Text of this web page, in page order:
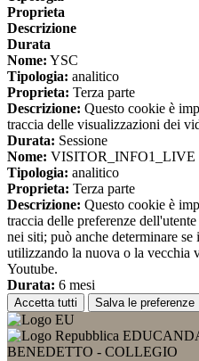
Proprieta
Descrizione
Durata
Nome: YSC
Tipologia: analitico
Proprieta: Terza parte
Descrizione: Questo cookie è
traccia delle visualizzazioni dei
Durata: Sessione
Nome: VISITOR_INFO1_LIVE
Tipologia: analitico
Proprieta: Terza parte
Descrizione: Questo cookie è
traccia delle preferenze
nei siti; può anche determinare
utilizzando la nuova o la vecchia
Youtube.
Durata: 6 mesi
Accetta tutti Salva le preferenze
BENEDETTO - COLLEGIO